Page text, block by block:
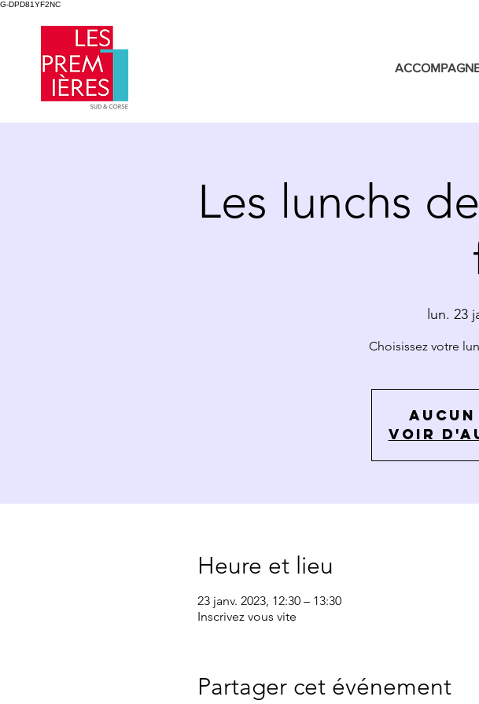
G-DPD81YF2NC
Les lunchs
lun. 23
Choisissez votre
Voir
Heure et lieu
23 janv. 2023, 12:30 – 13:30
Inscrivez vous vite
Partager cet événement